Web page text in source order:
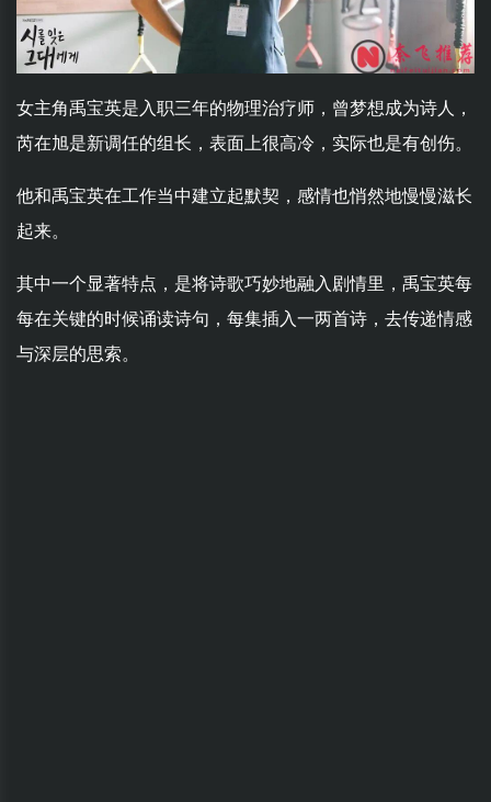
女主角禹宝英是入职三年的物理治疗师，曾梦想成为诗人，
芮在旭是新调任的组长，表面上很高冷，实际也是有创伤。
他和禹宝英在工作当中建立起默契，感情也悄然地慢慢滋长
起来。
其中一个显著特点，是将诗歌巧妙地融入剧情里，禹宝英每
每在关键的时候诵读诗句，每集插入一两首诗，去传递情感
与深层的思索。